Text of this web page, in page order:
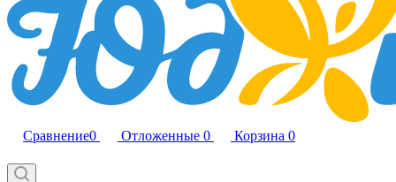
Сравнение0 Отложенные 0 Корзина 0